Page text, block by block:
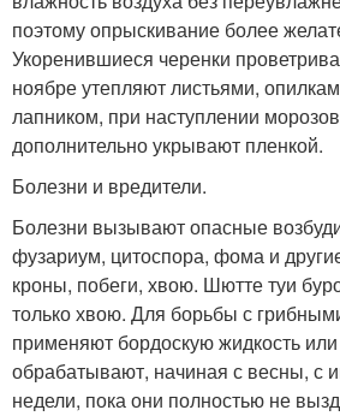
поэтому опрыскивание более
Укоренившиеся черенки
ноябре утепляют листьями,
лапником, при наступлении
дополнительно укрывают пленкой.
Болезни и вредители.
Болезни вызывают опасные
фузариум, цитоспора, фома и
кроны, побеги, хвою. Шютте туи
только хвою. Для борьбы с
применяют бордоскую жидкость
обрабатывают, начиная с весны, с
недели, пока они полностью не